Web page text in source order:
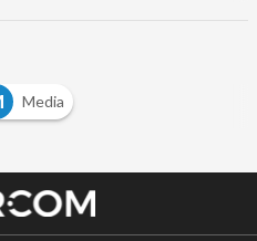
Media